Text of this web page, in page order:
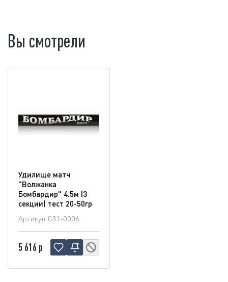
Вы смотрели
Удилище матч
"Волжанка
Бомбардир" 4.5м (3
секции) тест 20-50гр
Артикул 031-0006
5 616 р